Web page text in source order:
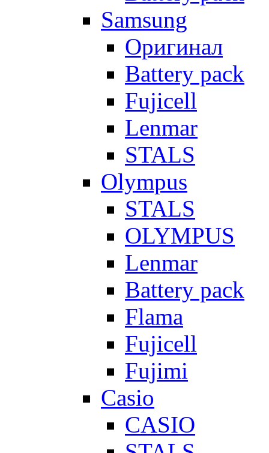
Samsung
Оригинал
Battery pack
Fujicell
Lenmar
STALS
Olympus
STALS
OLYMPUS
Lenmar
Battery pack
Flama
Fujicell
Fujimi
Casio
CASIO